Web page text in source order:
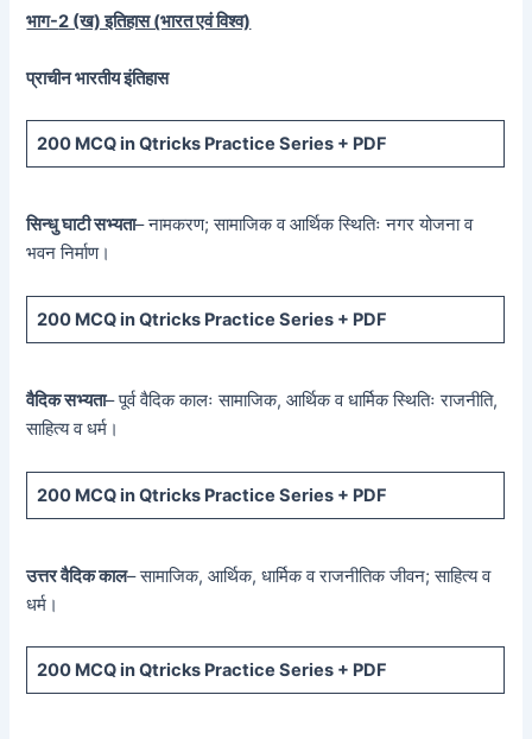
भाग-2 (ख) इतिहास (भारत एवं विश्व)
प्राचीन भारतीय इंतिहास
200 MCQin Qtricks Practice Series + PDF
सिन्धु घाटी सभ्यता– नामकरण; सामाजिक व आर्थिक स्थितिः नगर योजना व
भवन निर्माण।
200 MCQin Qtricks Practice Series + PDF
वैदिक सभ्यता– पूर्व वैदिक कालः सामाजिक, आर्थिक व धार्मिक स्थितिः राजनीति,
साहित्य व धर्म।
200 MCQin Qtricks Practice Series + PDF
उत्तर वैदिक काल– सामाजिक, आर्थिक, धार्मिक व राजनीतिक जीवन; साहित्य व
धर्म।
200 MCQin Qtricks Practice Series + PDF